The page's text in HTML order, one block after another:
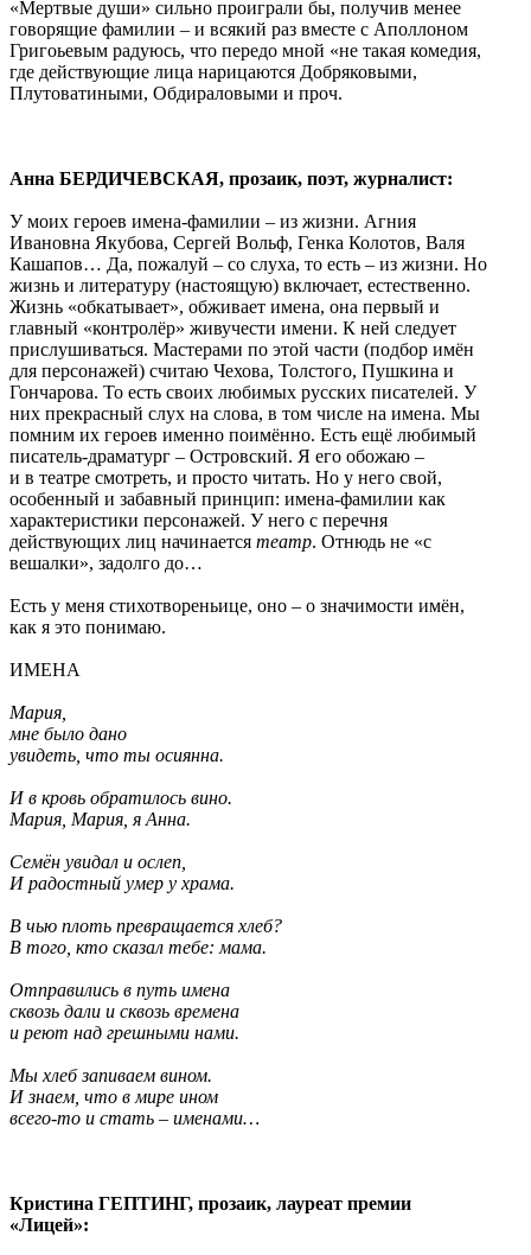
«Мертвые души» сильно проиграли бы, получив менее
говорящие фамилии – и всякий раз вместе с Аполлоном
Григоьевым радуюсь, что передо мной «не такая комедия,
где действующие лица нарицаются Добряковыми,
Плутоватиными, Обдираловыми и проч.
Анна БЕРДИЧЕВСКАЯ, прозаик, поэт, журналист:
У моих героев имена-фамилии – из жизни. Агния
Ивановна Якубова, Сергей Вольф, Генка Колотов, Валя
Кашапов… Да, пожалуй – со слуха, то есть – из жизни. Но
жизнь и литературу (настоящую) включает, естественно.
Жизнь «обкатывает», обживает имена, она первый и
главный «контролёр» живучести имени. К ней следует
прислушиваться. Мастерами по этой части (подбор имён
для персонажей) считаю Чехова, Толстого, Пушкина и
Гончарова. То есть своих любимых русских писателей. У
них прекрасный слух на слова, в том числе на имена. Мы
помним их героев именно поимённо. Есть ещё любимый
писатель-драматург – Островский. Я его обожаю –
и в театре смотреть, и просто читать. Но у него свой,
особенный и забавный принцип: имена-фамилии как
характеристики персонажей. У него с перечня
действующих лиц начинается театр. Отнюдь не «с
вешалки», задолго до…
Есть у меня стихотвореньице, оно – о значимости имён,
как я это понимаю.
ИМЕНА
Мария,
мне было дано
увидеть, что ты осиянна.
И в кровь обратилось вино.
Мария, Мария, я Анна.
Семён увидал и ослеп,
И радостный умер у храма.
В чью плоть превращается хлеб?
В того, кто сказал тебе: мама.
Отправились в путь имена
сквозь дали и сквозь времена
и реют над грешными нами.
Мы хлеб запиваем вином.
И знаем, что в мире ином
всего-то и стать – именами…
Кристина ГЕПТИНГ, прозаик, лауреат премии
«Лицей»: